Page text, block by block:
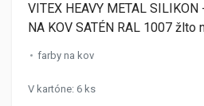
VITEX HEAVY METAL SILIKON
NA KOV SATÉN RAL 1007 žlto
farby na kov
V kartóne: 6 ks